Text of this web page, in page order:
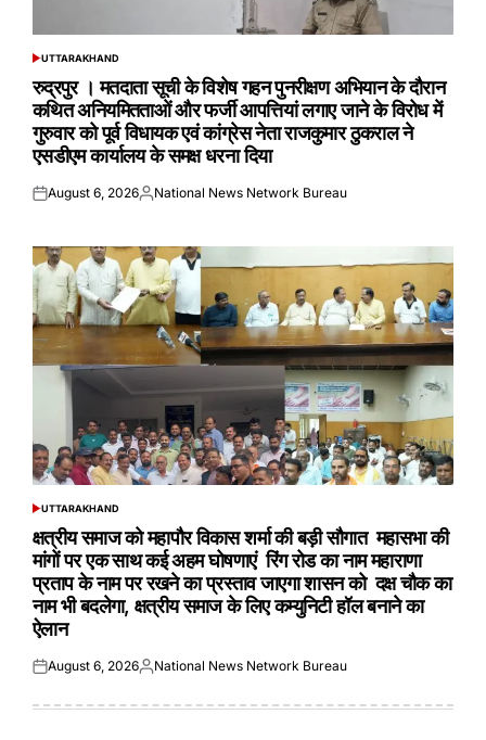
POSTED
UTTARAKHAND
रुद्रपुर । मतदाता सूची के विशेष गहन पुनरीक्षण अभियान के दौरान
कथित अनियमितताओं और फर्जी आपत्तियां लगाए जाने के विरोध में
गुरुवार को पूर्व विधायक एवं कांग्रेस नेता राजकुमार ठुकराल ने
एसडीएम कार्यालय के समक्ष धरना दिया
Posted
August 6, 2026Posted
National News Network Bureau
POSTED
UTTARAKHAND
क्षत्रीय समाज को महापौर विकास शर्मा की बड़ी सौगात महासभा की
मांगों पर एक साथ कई अहम घोषणाएं रिंग रोड का नाम महाराणा
प्रताप के नाम पर रखने का प्रस्ताव जाएगा शासन को दक्ष चौक का
नाम भी बदलेगा, क्षत्रीय समाज के लिए कम्युनिटी हॉल बनाने का
ऐलान
Posted
August 6, 2026Posted
National News Network Bureau